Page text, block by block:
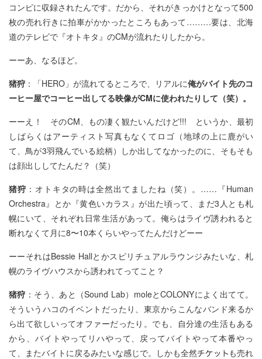
コンピに収録されたんです。だから、それがきっかけとなって500
枚の売れ行きに拍車がかかったところもあって………要は、北海
道のテレビで『オトキタ』のCMが流れたりしたから。
ーーあ、なるほど。
猪狩 ：「HERO」が流れてるところで、リアルに俺がバイト先のコ
ーヒー屋でコーヒー出してる映像がCMに使われたりして（笑）。
ーーえ！ そのCM、もの凄く観たいんだけど!!! というか、最初
しばらくはアーティスト写真もなくてロゴ（地球の上に鹿がい
て、鳥が3羽飛んでいる絵柄）しか出してなかったのに、そもそも
は顔出ししてたんだ？（笑）
猪狩 ：オトキタの時は全然出てましたね（笑）。……『Human
Orchestra』とか『黄色いカラス』が出た頃って、まだ3人とも札
幌にいて、それぞれ日常生活があって。俺らはライヴ誘われると
断れなくて月に8〜10本くらいやってたんだけどーー
ーーそれはBessie Hallとかスピリチュアルラウンジみたいな、札
幌のライヴハウスから誘われてってこと？
猪狩 ：そう、あと（Sound Lab）moleとCOLONYによく出てて。
そういうハコのイベントだったり、東京からこんなバンド来るか
ら出て欲しいってオファーだったり。でも、自分達の生活もある
から、バイトやってリハやって、戻ってバイトやって本番やっ
て、またバイトに戻るみたいな感じで。しかも全然
も売れ